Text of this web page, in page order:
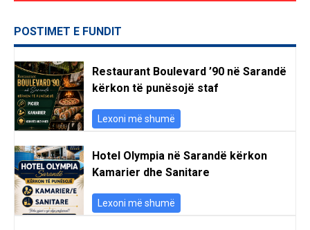
POSTIMET E FUNDIT
Restaurant Boulevard ’90 në Sarandë
kërkon të punësojë staf
Lexoni më shumë
Hotel Olympia në Sarandë kërkon
Kamarier dhe Sanitare
Lexoni më shumë